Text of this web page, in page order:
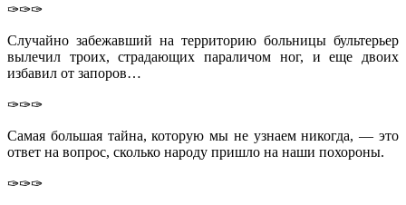
✑✑✑
Случайно забежавший на территорию больницы бультерьер
вылечил троих, страдающих параличом ног, и еще двоих
избавил от запоров…
✑✑✑
Самая большая тайна, которую мы не узнаем никогда, — это
ответ на вопрос, сколько народу пришло на наши похороны.
✑✑✑